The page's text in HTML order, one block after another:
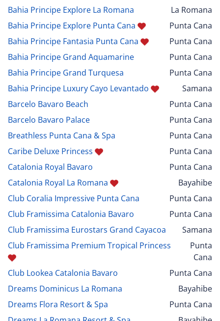
Bahia Principe Explore La Romana
La Romana
Bahia Principe Explore Punta Cana
Punta Cana
Bahia Principe Fantasia Punta Cana
Punta Cana
Bahia Principe Grand Aquamarine
Punta Cana
Bahia Principe Grand Turquesa
Punta Cana
Bahia Principe Luxury Cayo Levantado
Samana
Barcelo Bavaro Beach
Punta Cana
Barcelo Bavaro Palace
Punta Cana
Breathless Punta Cana & Spa
Punta Cana
Caribe Deluxe Princess
Punta Cana
Catalonia Royal Bavaro
Punta Cana
Catalonia Royal La Romana
Bayahibe
Club Coralia Impressive Punta Cana
Punta Cana
Club Framissima Catalonia Bavaro
Punta Cana
Club Framissima Eurostars Grand Cayacoa
Samana
Club Framissima Premium Tropical Princess
Punta
Cana
Club Lookea Catalonia Bavaro
Punta Cana
Dreams Dominicus La Romana
Bayahibe
Dreams Flora Resort & Spa
Punta Cana